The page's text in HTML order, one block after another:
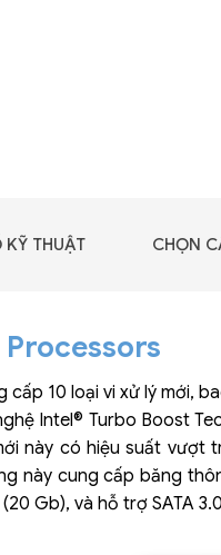
THUẬT CHỌN
cấp 10 loại vi xử lý mới,
Intel® Turbo Boost
này có hiệu suất vượt
này cung cấp băng
Gb), và hỗ trợ SATA